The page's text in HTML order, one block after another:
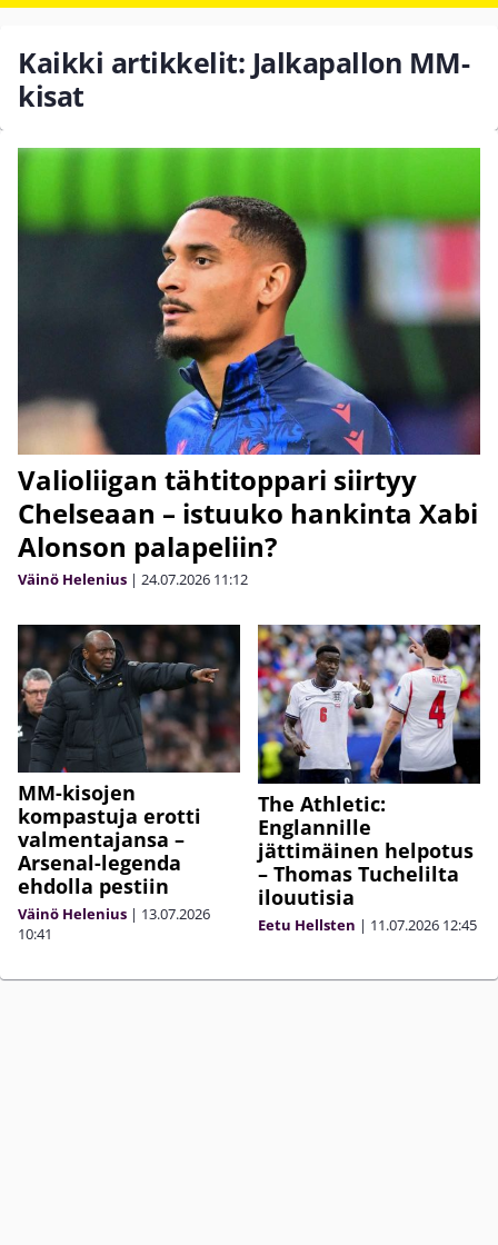
Kaikki artikkelit: Jalkapallon MM-
kisat
Valioliigan tähtitoppari siirtyy
Chelseaan – istuuko hankinta Xabi
Alonson palapeliin?
Väinö Helenius | 24.07.2026 11:12
MM-kisojen
kompastuja erotti
valmentajansa –
Arsenal-legenda
ehdolla pestiin
Väinö Helenius | 13.07.2026
10:41
The Athletic:
Englannille
jättimäinen helpotus
– Thomas Tuchelilta
ilouutisia
Eetu Hellsten | 11.07.2026 12:45